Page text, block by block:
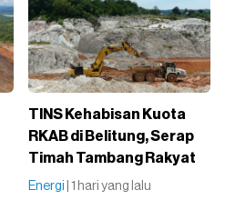
TINS Kehabisan Kuota
RKAB di Belitung, Serap
Timah Tambang Rakyat
Energi | 1 hari yang lalu